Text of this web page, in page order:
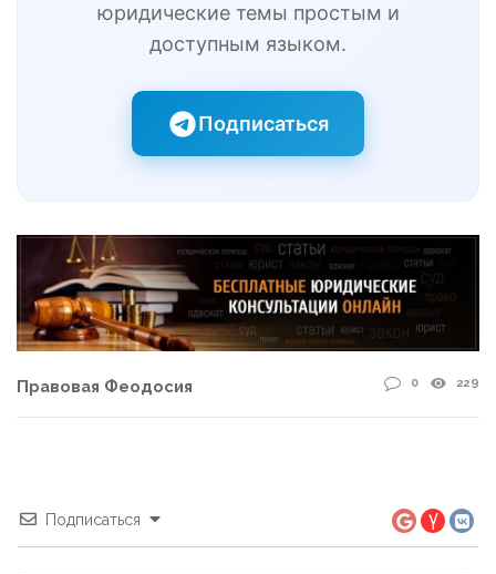
юридические темы простым и
доступным языком.
Подписаться
Правовая Феодосия 0 229
Подписаться